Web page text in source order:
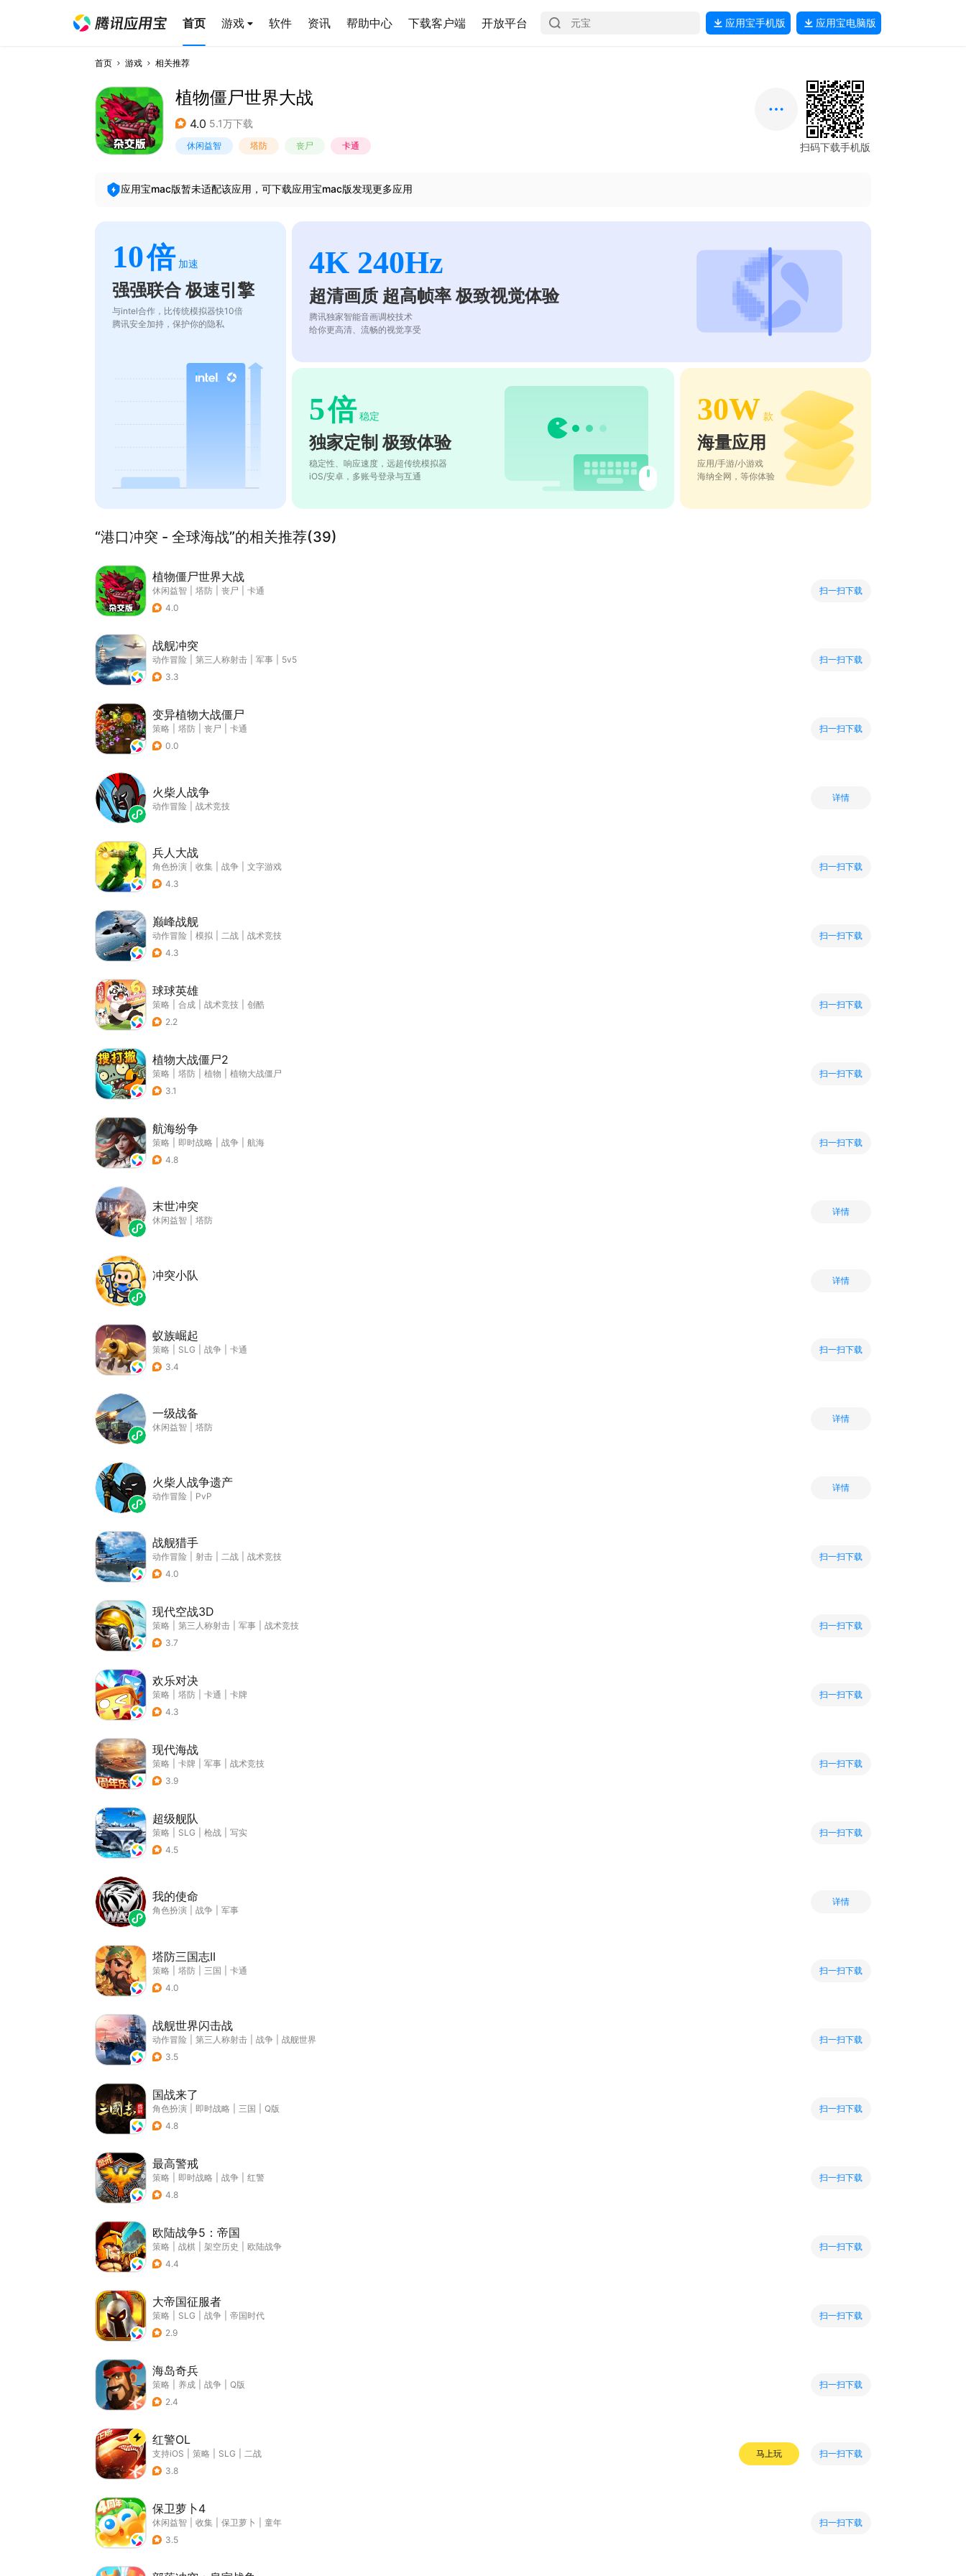
首页 游戏 软件 资讯 帮助中心 下载客户端 开放平台 应用宝手机版 应用宝电脑版
首页 游戏 相关推荐
植物僵尸世界大战
4.0 5.1万下载
休闲益智 塔防 丧尸 卡通 扫码下载手机版
应用宝mac版暂未适配该应用，可下载应用宝mac版发现更多应用
10倍 加速
强强联合 极速引擎
与intel合作，比传统模拟器快10倍
腾讯安全加持，保护你的隐私
4K 240Hz
超清画质 超高帧率 极致视觉体验
腾讯独家智能音画调校技术
给你更高清、流畅的视觉享受
5倍 稳定
独家定制 极致体验
稳定性、响应速度，远超传统模拟器
iOS/安卓，多账号登录与互通
30W 款
海量应用
应用/手游/小游戏
海纳全网，等你体验
“港口冲突 - 全球海战”的相关推荐(39)
植物僵尸世界大战
休闲益智 塔防 丧尸
卡通
4.0
扫一扫下载
战舰冲突
动作冒险 第三人称射击 军事
5v5
3.3
扫一扫下载
变异植物大战僵尸
策略 塔防 丧尸
卡通
0.0
扫一扫下载
火柴人战争
动作冒险 战术竞技
详情
兵人大战
角色扮演 收集 战争
文字游戏
4.3
扫一扫下载
巅峰战舰
动作冒险 模拟 二战
战术竞技
4.3
扫一扫下载
球球英雄
策略 合成 战术竞技
创酷
2.2
扫一扫下载
植物大战僵尸2
策略 塔防 植物
植物大战僵尸
3.1
扫一扫下载
航海纷争
策略 即时战略 战争
航海
4.8
扫一扫下载
末世冲突
休闲益智 塔防
详情
冲突小队 详情
蚁族崛起
策略 SLG 战争
卡通
3.4
扫一扫下载
一级战备
休闲益智 塔防
详情
火柴人战争遗产
动作冒险 PvP
详情
战舰猎手
动作冒险 射击 二战
战术竞技
4.0
扫一扫下载
现代空战3D
策略 第三人称射击 军事
战术竞技
3.7
扫一扫下载
欢乐对决
策略 塔防 卡通
卡牌
4.3
扫一扫下载
现代海战
策略 卡牌 军事
战术竞技
3.9
扫一扫下载
超级舰队
策略 SLG 枪战
写实
4.5
扫一扫下载
我的使命
角色扮演 战争 军事
详情
塔防三国志II
策略 塔防 三国
卡通
4.0
扫一扫下载
战舰世界闪击战
动作冒险 第三人称射击 战争
战舰世界
3.5
扫一扫下载
国战来了
角色扮演 即时战略 三国
Q版
4.8
扫一扫下载
最高警戒
策略 即时战略 战争
红警
4.8
扫一扫下载
欧陆战争5：帝国
策略 战棋 架空历史
欧陆战争
4.4
扫一扫下载
大帝国征服者
策略 SLG 战争
帝国时代
2.9
扫一扫下载
海岛奇兵
策略 养成 战争
Q版
2.4
扫一扫下载
红警OL
支持iOS 策略 SLG
二战
3.8
马上玩 扫一扫下载
保卫萝卜4
休闲益智 收集 保卫萝卜
童年
3.5
扫一扫下载